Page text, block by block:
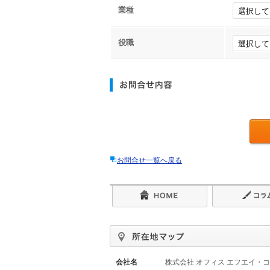
業種
役職
お問合せ一覧へ戻る
会社名 株式会社 オフィス エフエイ・